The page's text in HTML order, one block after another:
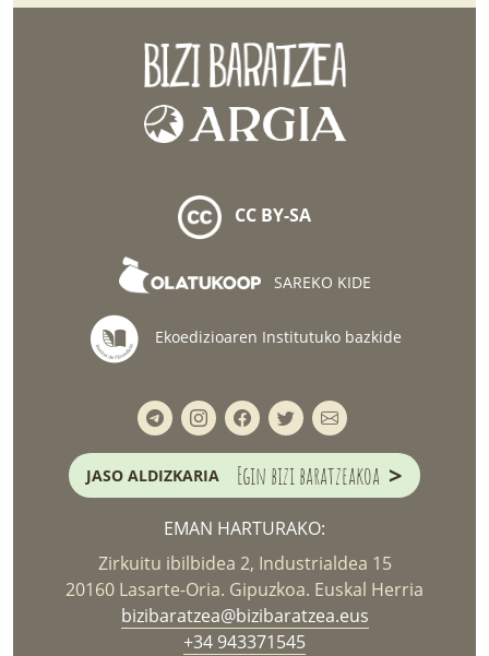
CC BY-SA
SAREKO KIDE
Ekoedizioaren Institutuko bazkide
JASO ALDIZKARIA Egin bizi baratzeakoa >
EMAN HARTURAKO:
Zirkuitu ibilbidea 2, Industrialdea 15
20160 Lasarte-Oria. Gipuzkoa. Euskal Herria
bizibaratzea@bizibaratzea.eus
+34 943371545